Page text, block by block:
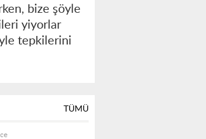
bize şöyle
yiyorlar
tepkilerini
TÜMÜ